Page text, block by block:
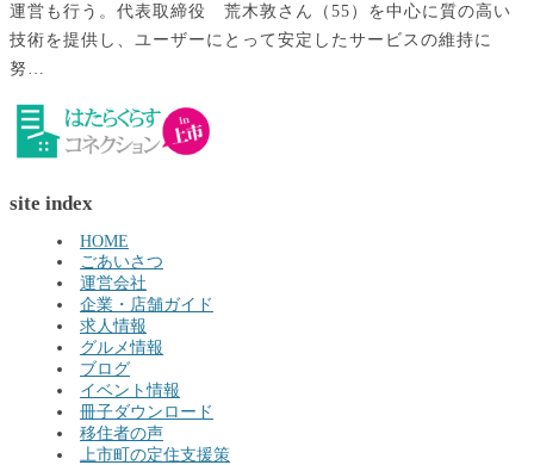
運営も行う。代表取締役 荒木敦さん（55）を中心に質の高い
技術を提供し、ユーザーにとって安定したサービスの維持に
努…
site index
HOME
ごあいさつ
運営会社
企業・店舗ガイド
求人情報
グルメ情報
ブログ
イベント情報
冊子ダウンロード
移住者の声
上市町の定住支援策